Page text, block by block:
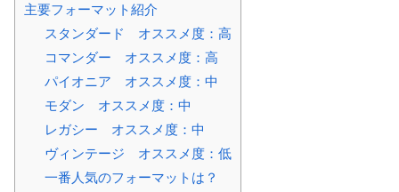
主要フォーマット紹介
スタンダード オススメ度：高
コマンダー オススメ度：高
パイオニア オススメ度：中
モダン オススメ度：中
レガシー オススメ度：中
ヴィンテージ オススメ度：低
一番人気のフォーマットは？